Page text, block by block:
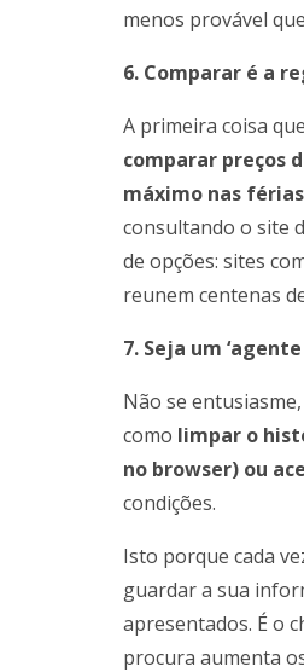
menos provável
6. Comparar é a
A primeira coisa
comparar preços
máximo nas
consultando o site
de opções: sites
reunem centenas
7. Seja um
Não se
como limpar o
no browser) ou
condições.
Isto porque cada
guardar a sua
apresentados. É o
procura aumenta